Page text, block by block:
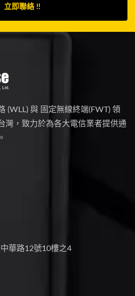
立即聯絡 !!
(WLL) 與 固定無線終端(FWT) 領
灣，致力於為各大電信業者提供通
華路12號10樓之4